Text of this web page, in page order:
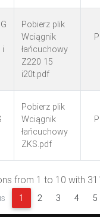
i
Pobierz plik
Wciągnik
łańcuchowy
Z220 15
i20t.pdf
Pobierz plik
Wciągnik
łańcuchowy
ZKS.pdf
from 1 to 10 with
1 2 3 4 5